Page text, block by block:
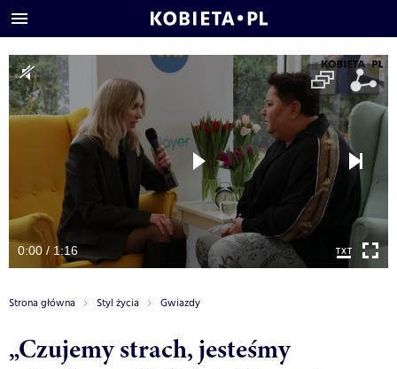
0:00 / 1:16
Strona główna Styl życia Gwiazdy
„Czujemy strach, jesteśmy